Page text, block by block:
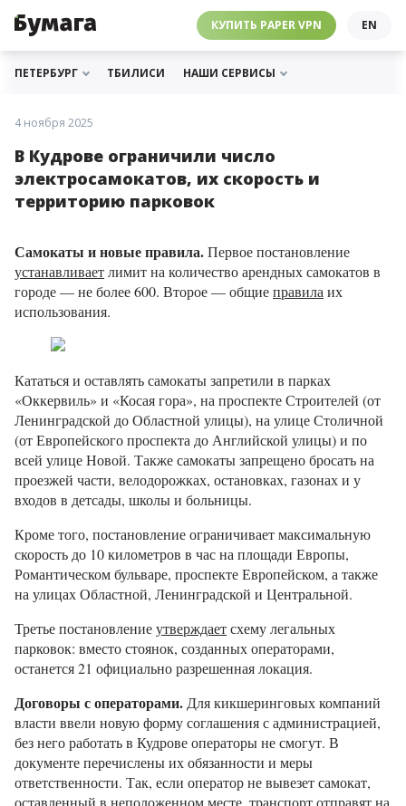
КУПИТЬ PAPER VPN EN
РАССЫЛКИ
МЫ В ИНСТАГРАМЕ
ПОДДЕРЖАТЬ «БУМАГУ»
ПЕТЕРБУРГ ТБИЛИСИ НАШИ СЕРВИСЫ
ЧЕБУРНЕТ
⛔️ ГАЙД ПРО ЧЕБУРНЕТ
МЫ В ТЕЛЕГРАМЕ
PAPER VPN
4 ноября 2025
В Кудрове ограничили число
электросамокатов, их скорость и
территорию парковок
Самокаты и новые правила.Первое постановление
устанавливаетлимит на количество арендных самокатов в
городе — не более 600. Второе — общиеправила их
использования.
Кататься и оставлять самокаты запретили в парках
«Оккервиль» и «Косая гора», на проспекте Строителей (от
Ленинградской до Областной улицы), на улице Столичной
(от Европейского проспекта до Английской улицы) и по
всей улице Новой. Также самокаты запрещено бросать на
проезжей части, велодорожках, остановках, газонах и у
входов в детсады, школы и больницы.
Кроме того, постановление ограничивает максимальную
скорость до 10 километров в час на площади Европы,
Романтическом бульваре, проспекте Европейском, а также
на улицах Областной, Ленинградской и Центральной.
Третье постановлениеутверждаетсхему легальных
парковок: вместо стоянок, созданных операторами,
останется 21 официально разрешенная локация.
Договоры с операторами. Для кикшеринговых компаний
власти ввели новую форму соглашения с администрацией,
без него работать в Кудрове операторы не смогут. В
документе перечислены их обязанности и меры
ответственности. Так, если оператор не вывезет самокат,
оставленный в неположенном месте, транспорт отправят на